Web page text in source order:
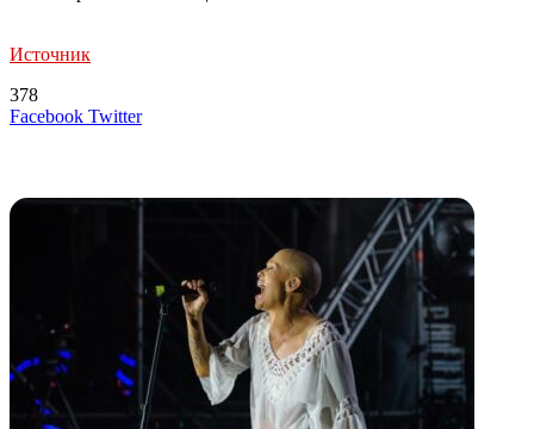
Источник
378
Facebook TwitterLinkedIn
Tumblr
Reddit
Вконтакте
Одноклассники
Skype
Messenger
Messenger
WhatsApp
Telegram
Viber
Line
Поделиться
Печатать